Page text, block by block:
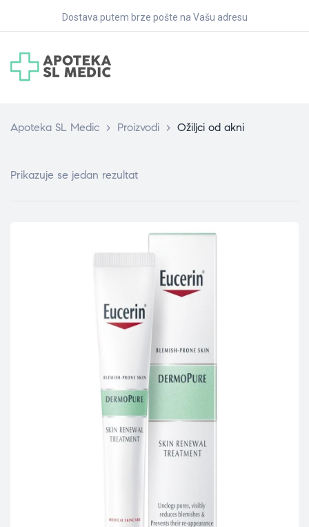
Dostava putem brze pošte na Vašu adresu
Apoteka SL Medic > Proizvodi > Ožiljci od akni
Prikazuje se jedan rezultat